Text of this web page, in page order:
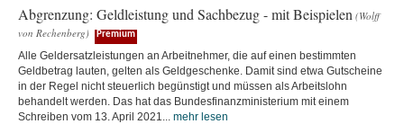
Abgrenzung: Geldleistung und Sachbezug - mit Beispielen (Wolff
von Rechenberg)
Premium
Alle Geldersatzleistungen an Arbeitnehmer, die auf einen bestimmten
Geldbetrag lauten, gelten als Geldgeschenke. Damit sind etwa Gutscheine
in der Regel nicht steuerlich begünstigt und müssen als Arbeitslohn
behandelt werden. Das hat das Bundesfinanzministerium mit einem
Schreiben vom 13. April 2021... mehr lesen